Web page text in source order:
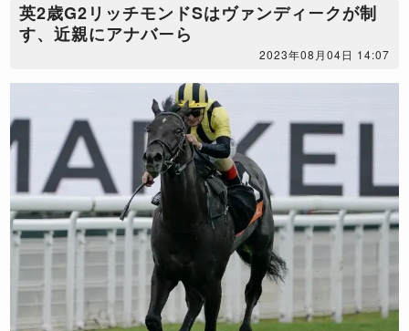
英2歳G2リッチモンドSはヴァンディークが制
す、近親にアナバーら
2023年08月04日 14:07